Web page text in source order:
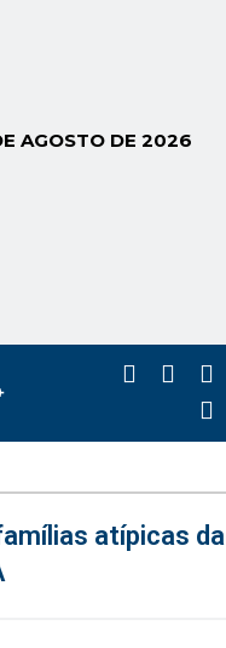
AGOSTO DE 2026
atípicas da